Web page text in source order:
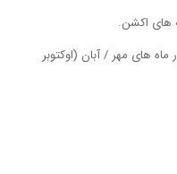
های اکشن.
در ماه های مهر / آبان (اوکتوبر